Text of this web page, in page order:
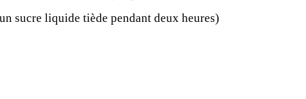
sucre liquide tiède pendant deux heures)